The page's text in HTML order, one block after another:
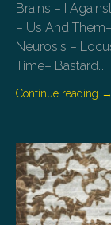
Brains – I
– Us And
Neurosis –
Time– Bastard…
Continue reading →